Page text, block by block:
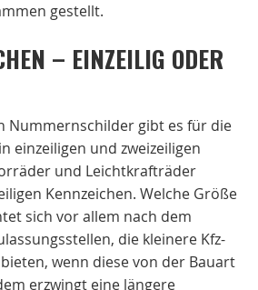
gestellt.
– EINZEILIG ODER
Nummernschilder gibt es für die
einzeiligen und zweizeiligen
und Leichtkrafträder
Kennzeichen. Welche Größe
sich vor allem nach dem
die kleinere Kfz-
wenn diese von der Bauart
erzwingt eine längere